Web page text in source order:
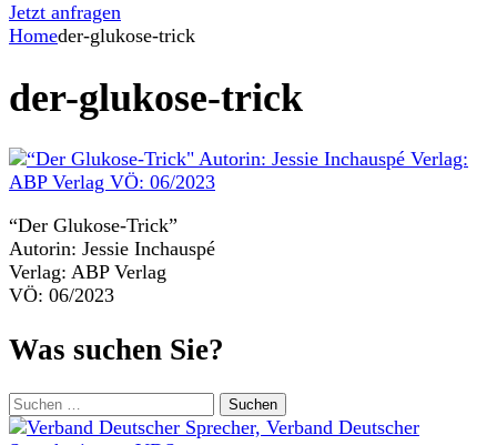
Jetzt anfragen
Homeder-glukose-trick
der-glukose-trick
“Der Glukose-Trick”
Autorin: Jessie Inchauspé
Verlag: ABP Verlag
VÖ: 06/2023
Was suchen Sie?
Suchen
nach: